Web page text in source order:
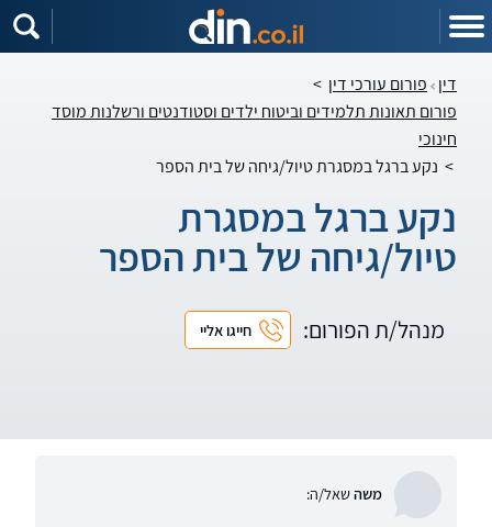
דין פורום עורכי דין >
פורום תאונות תלמידים וביטוח ילדים וסטודנטים ורשלנות מוסד
חינוכי
> נקע ברגל במסגרת טיול/גיחה של בית הספר
נקע ברגל במסגרת
טיול/גיחה של בית הספר
מנהל/ת הפורום: חייגו אליי
משהשאל/ה: